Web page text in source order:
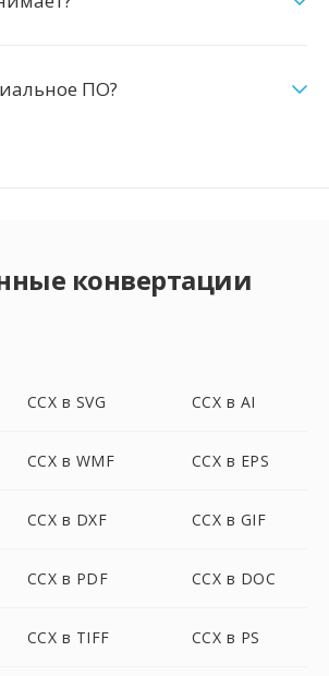
ПО?
конвертации
CCX в SVG CCX в AI
CCX в WMF CCX в EPS
CCX в DXF CCX в GIF
CCX в PDF CCX в DOC
CCX в TIFF CCX в PS